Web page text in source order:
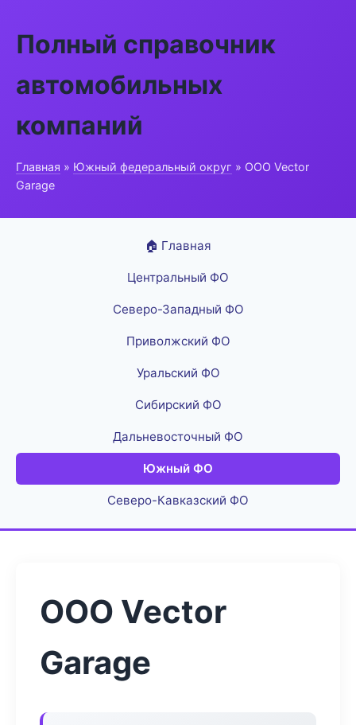
Полный справочник
автомобильных
компаний
Главная » Южный федеральный округ » ООО Vector
Garage
🏠 Главная
Центральный ФО
Северо-Западный ФО
Приволжский ФО
Уральский ФО
Сибирский ФО
Дальневосточный ФО
Южный ФО
Северо-Кавказский ФО
ООО Vector
Garage